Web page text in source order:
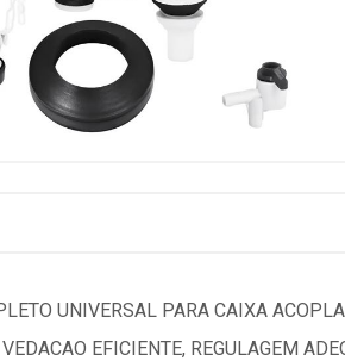
UNIVERSAL PARA CAIXA
EFICIENTE, REGULAGEM